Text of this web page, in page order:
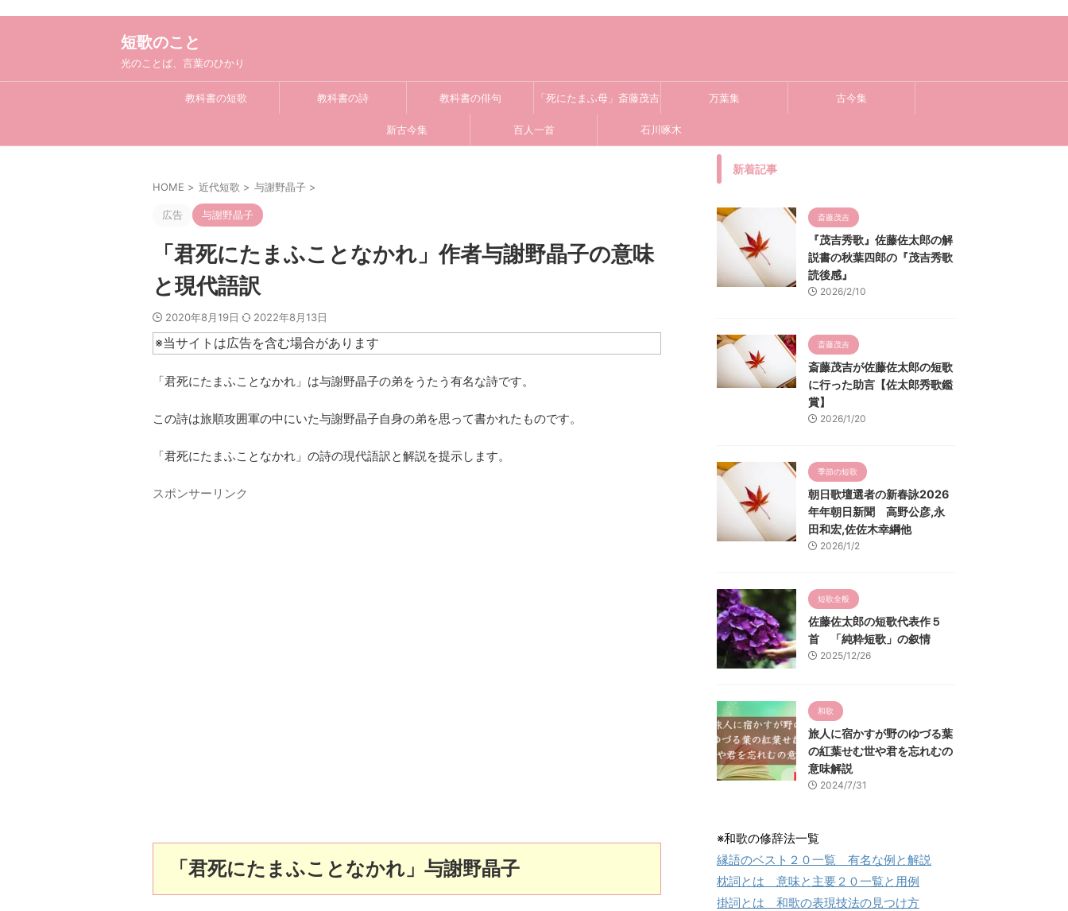
短歌のこと
光のことば、言葉のひかり
教科書の短歌 教科書の詩 教科書の俳句 「死にたまふ母」斎藤茂吉 万葉集 古今集
新古今集 百人一首 石川啄木
HOME > 近代短歌 > 与謝野晶子 >
広告 与謝野晶子
「君死にたまふことなかれ」作者与謝野晶子の意味
と現代語訳
2020年8月19日 2022年8月13日
※当サイトは広告を含む場合があります
「君死にたまふことなかれ」は与謝野晶子の弟をうたう有名な詩です。
この詩は旅順攻囲軍の中にいた与謝野晶子自身の弟を思って書かれたものです。
「君死にたまふことなかれ」の詩の現代語訳と解説を提示します。
スポンサーリンク
「君死にたまふことなかれ」与謝野晶子
新着記事
斎藤茂吉
『茂吉秀歌』佐藤佐太郎の解
説書の秋葉四郎の『茂吉秀歌
読後感』
2026/2/10
斎藤茂吉
斎藤茂吉が佐藤佐太郎の短歌
に行った助言【佐太郎秀歌鑑
賞】
2026/1/20
季節の短歌
朝日歌壇選者の新春詠2026
年年朝日新聞 高野公彦,永
田和宏,佐佐木幸綱他
2026/1/2
短歌全般
佐藤佐太郎の短歌代表作５
首 「純粋短歌」の叙情
2025/12/26
和歌
旅人に宿かすが野のゆづる葉
の紅葉せむ世や君を忘れむの
意味解説
2024/7/31
※和歌の修辞法一覧
縁語のベスト２０一覧 有名な例と解説
枕詞とは 意味と主要２０一覧と用例
掛詞とは 和歌の表現技法の見つけ方